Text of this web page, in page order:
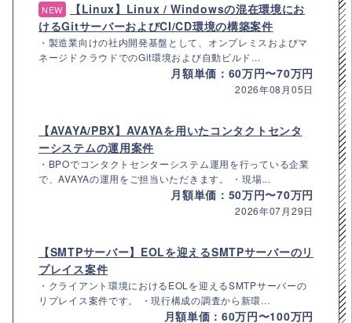
NEW
【Linux】Linux / Windowsの混在環境にお
けるGitサーバーおよびCI/CD環境の構築案件
・製造業向けの社内開発基盤として、オンプレミスおよびマ
ネージドクラウドでのGit環境および自動ビルド...
月額単価：60万円〜70万円
2026年08月05日
【AVAYA/PBX】AVAYAを用いたコンタクトセンタ
ーシステムの運用案件
・BPOでコンタクトセンターシステム運用を行っている企業
で、AVAYAの運用をご担当いただきます。 ・現場...
月額単価：50万円〜70万円
2026年07月29日
【SMTPサーバー】EOLを迎えるSMTPサーバーのリ
プレイス案件
・クライアント環境におけるEOLを迎えるSMTPサーバーの
リプレイス案件です。 ・現行構成の調査から新環...
月額単価：60万円〜100万円